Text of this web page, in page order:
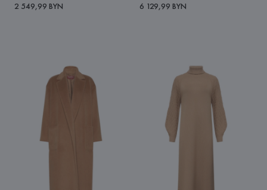
2 549,99 BYN
6 129,99 BYN